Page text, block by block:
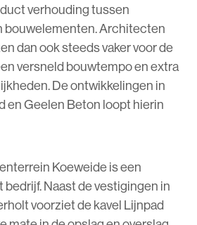
verhouding tussen
bouwelementen. Architecten
dan ook steeds vaker voor de
versneld bouwtempo en extra
De ontwikkelingen in
en Geelen Beton loopt hierin
Koeweide is een
Naast de vestigingen in
voorziet de kavel Lijnpad